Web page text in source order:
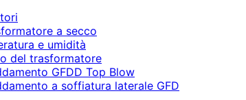
a secco
e umidità
del trasformatore
GFDD Top Blow
a soffiatura laterale GFD